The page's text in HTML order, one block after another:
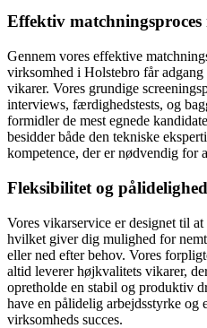
Effektiv
Gennem vores effektive
virksomhed i Holstebro får
vikarer. Vores grundige
interviews, færdighedstests, og
formidler de mest egnede
besidder både den tekniske
kompetence, der er nødvendig for
Fleksibilitet og
Vores vikarservice er designet til
hvilket giver dig mulighed for
eller ned efter behov. Vores
altid leverer højkvalitets vikarer,
opretholde en stabil og produktiv
have en pålidelig arbejdsstyrke og
virksomheds succes.